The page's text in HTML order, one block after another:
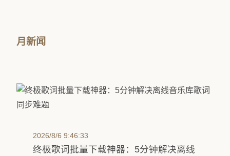
月新闻
2026/8/6 9:46:33
终极歌词批量下载神器：5分钟解决离线